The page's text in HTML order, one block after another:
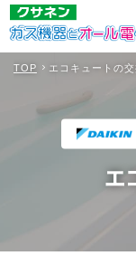
TOP エコキュートの交
エ